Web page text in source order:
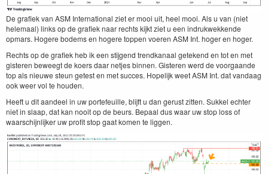
De grafiek van ASM Inter­na­tion­al ziet er mooi uit, heel mooi. Als u van (niet
hele­maal) links op de grafiek naar rechts kijkt ziet u een indruk­wekkende
opmars. Hogere bodems en hogere top­pen voeren ASM Int. hoger en hoger.
Rechts op de grafiek heb ik een sti­j­gend trend­kanaal getek­end en tot en met
gis­teren beweegt de koers daar net­jes bin­nen. Gis­teren werd de voor­gaande
top als nieuwe ste­un getest en met suc­ces. Hopelijk weetASM Int. dat van­daag
ook weer vol te houden.
Heeft u dit aan­deel in uw porte­feuille, bli­jft u dan gerust zit­ten. Sukkel echter
niet in slaap, dat kan nooit op de beurs. Bepaal dus waar uw stop loss of
waarschi­jn­lijk­er uw prof­it stop gaat komen te liggen.